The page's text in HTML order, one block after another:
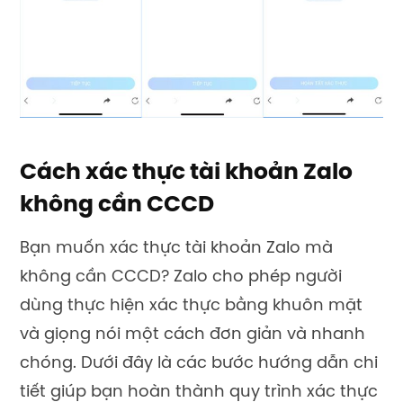
Cách xác thực tài khoản Zalo
không cần CCCD
Bạn muốn xác thực tài khoản Zalo mà
không cần CCCD? Zalo cho phép người
dùng thực hiện xác thực bằng khuôn mặt
và giọng nói một cách đơn giản và nhanh
chóng. Dưới đây là các bước hướng dẫn chi
tiết giúp bạn hoàn thành quy trình xác thực